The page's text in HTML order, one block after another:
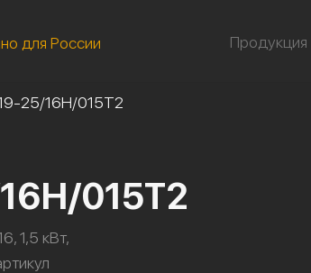
для России Продукция
25/16Н/015Т2
015Т2
1,5 кВт,